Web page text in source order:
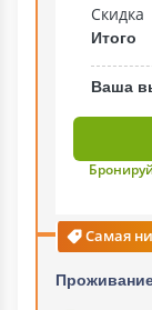
Скидка
Итого
Ваша
Самая